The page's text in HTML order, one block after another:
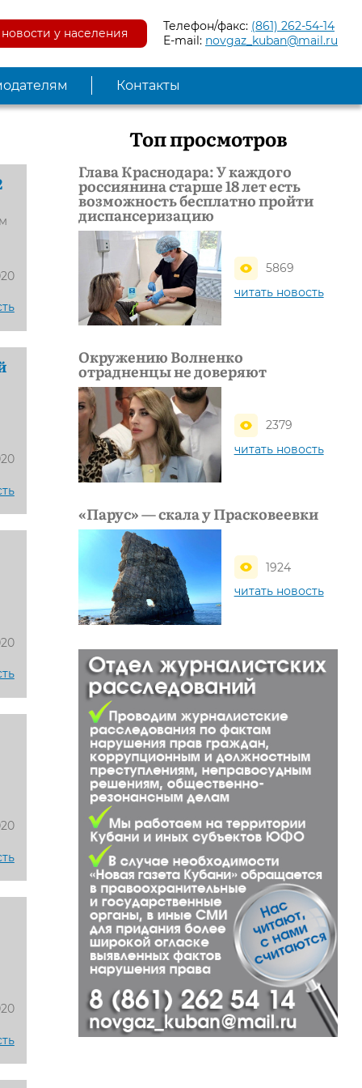
у населения Телефон/факс: (861) 262-54-14
E-mail: novgaz_kuban@mail.ru
Контакты
Топ просмотров
Глава Краснодара: У каждого
россиянина старше 18 лет есть
возможность бесплатно пройти
диспансеризацию
5869
читать новость
Окружению Волненко
отрадненцы не доверяют
2379
читать новость
«Парус» — скала у Прасковеевки
1924
читать новость